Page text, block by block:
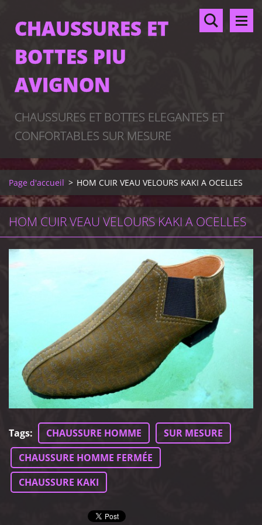
CHAUSSURES ET
BOTTES PIU
AVIGNON
CHAUSSURES ET BOTTES ELEGANTES ET
CONFORTABLES SUR MESURE
Page d'accueil > HOM CUIR VEAU VELOURS KAKI A OCELLES
HOM CUIR VEAU VELOURS KAKI A OCELLES
Tags: CHAUSSURE HOMME
SUR MESURE
CHAUSSURE HOMME FERMÉE
CHAUSSURE KAKI